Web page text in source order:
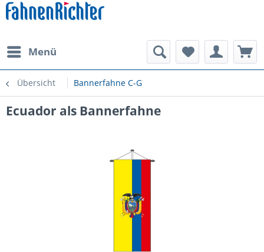
Menü
Übersicht Bannerfahne C-G
Ecuador als Bannerfahne